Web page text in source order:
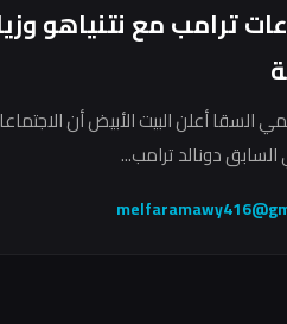
ترامب مع نتنياهو
السقا أعلن البيت الأبيض أن
السابق دونالد ترامب...